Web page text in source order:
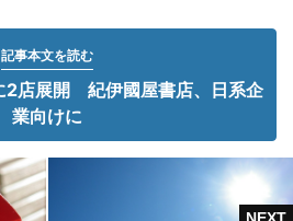
記事本文を読む
2店展開 紀伊國屋書店、日系企
業向けに